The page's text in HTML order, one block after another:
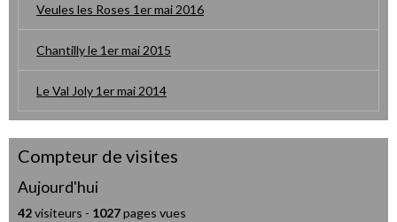
Veules les Roses 1er mai 2016
Chantilly le 1er mai 2015
Le Val Joly 1er mai 2014
Compteur de visites
Aujourd'hui
42visiteurs - 1027pages vues